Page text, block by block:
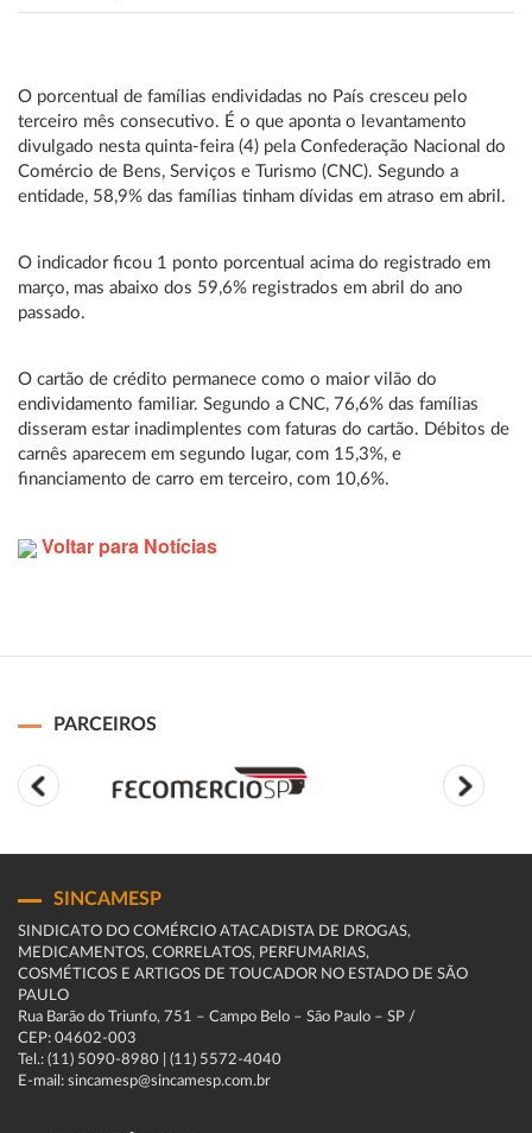
O porcentual de famílias endividadas no País cresceu pelo
terceiro mês consecutivo. É o que aponta o levantamento
divulgado nesta quinta-feira (4) pela Confederação Nacional do
Comércio de Bens, Serviços e Turismo (CNC). Segundo a
entidade, 58,9% das famílias tinham dívidas em atraso em abril.
O indicador ficou 1 ponto porcentual acima do registrado em
março, mas abaixo dos 59,6% registrados em abril do ano
passado.
O cartão de crédito permanece como o maior vilão do
endividamento familiar. Segundo a CNC, 76,6% das famílias
disseram estar inadimplentes com faturas do cartão. Débitos de
carnês aparecem em segundo lugar, com 15,3%, e
financiamento de carro em terceiro, com 10,6%.
Voltar para Notícias
PARCEIROS
SINCAMESP
SINDICATO DO COMÉRCIO ATACADISTA DE DROGAS,
MEDICAMENTOS, CORRELATOS, PERFUMARIAS,
COSMÉTICOS E ARTIGOS DE TOUCADOR NO ESTADO DE SÃO
PAULO
Rua Barão do Triunfo, 751 – Campo Belo – São Paulo – SP /
CEP: 04602-003
Tel.: (11) 5090-8980 | (11) 5572-4040
E-mail: sincamesp@sincamesp.com.br